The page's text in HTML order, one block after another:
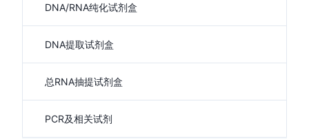
DNA/RNA纯化试剂盒
DNA提取试剂盒
总RNA抽提试剂盒
PCR及相关试剂